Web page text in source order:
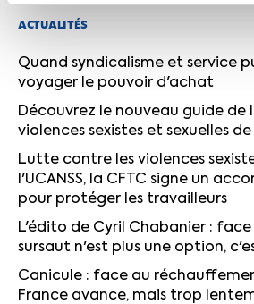
ACTUALITÉS
Quand syndicalisme et service
voyager le pouvoir d'achat
Découvrez le nouveau guide
violences sexistes et sexuelles de
Lutte contre les violences
l'UCANSS, la CFTC signe un
pour protéger les travailleurs
L'édito de Cyril Chabanier :
sursaut n'est plus une option,
Canicule : face au
France avance, mais trop